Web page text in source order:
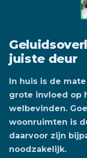
juiste deur
In huis is de
grote invloed op
welbevinden.
woonruimten is
daarvoor zijn
noodzakelijk.